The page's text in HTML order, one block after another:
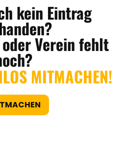
kein Eintrag
Verein fehlt
MITMACHEN!